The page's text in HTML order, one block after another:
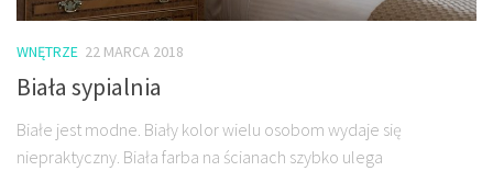
WNĘTRZE 22 MARCA 2018
Biała sypialnia
Białe jest modne. Biały kolor wielu osobom wydaje się
niepraktyczny. Biała farba na ścianach szybko ulega